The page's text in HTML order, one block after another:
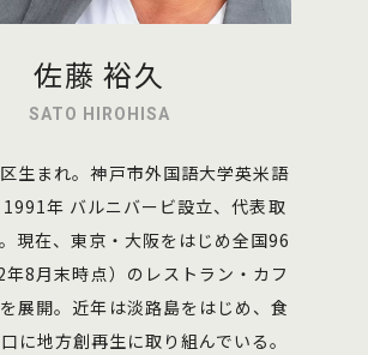
佐藤 裕久
SATO HIROHISA
生まれ。神戸市外国語大学英米語
年 バルニバービ設立、代表取
現在、東京・大阪をはじめ全国96
8月末時点）のレストラン・カフ
展開。近年は淡路島をはじめ、食
に地方創再生に取り組んでいる。